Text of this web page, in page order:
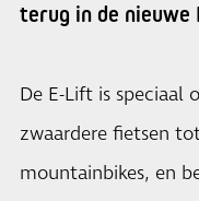
terug in de nieuwe
De E-Lift is speciaal
zwaardere fietsen
mountainbikes, en